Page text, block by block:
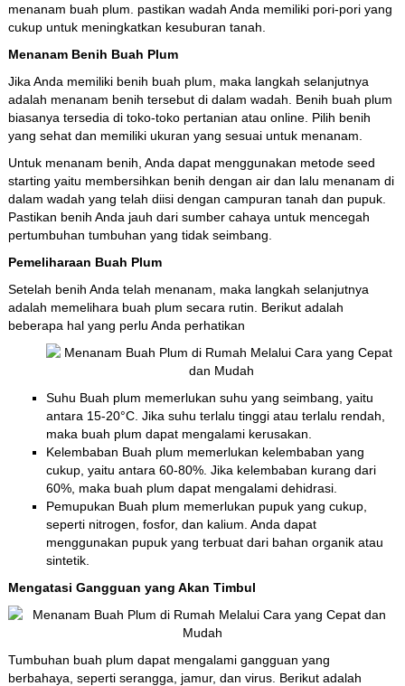
menanam buah plum. pastikan wadah Anda memiliki pori-pori yang
cukup untuk meningkatkan kesuburan tanah.
Menanam Benih Buah Plum
Jika Anda memiliki benih buah plum, maka langkah selanjutnya
adalah menanam benih tersebut di dalam wadah. Benih buah plum
biasanya tersedia di toko-toko pertanian atau online. Pilih benih
yang sehat dan memiliki ukuran yang sesuai untuk menanam.
Untuk menanam benih, Anda dapat menggunakan metode seed
starting yaitu membersihkan benih dengan air dan lalu menanam di
dalam wadah yang telah diisi dengan campuran tanah dan pupuk.
Pastikan benih Anda jauh dari sumber cahaya untuk mencegah
pertumbuhan tumbuhan yang tidak seimbang.
Pemeliharaan Buah Plum
Setelah benih Anda telah menanam, maka langkah selanjutnya
adalah memelihara buah plum secara rutin. Berikut adalah
beberapa hal yang perlu Anda perhatikan
Suhu Buah plum memerlukan suhu yang seimbang, yaitu
antara 15-20°C. Jika suhu terlalu tinggi atau terlalu rendah,
maka buah plum dapat mengalami kerusakan.
Kelembaban Buah plum memerlukan kelembaban yang
cukup, yaitu antara 60-80%. Jika kelembaban kurang dari
60%, maka buah plum dapat mengalami dehidrasi.
Pemupukan Buah plum memerlukan pupuk yang cukup,
seperti nitrogen, fosfor, dan kalium. Anda dapat
menggunakan pupuk yang terbuat dari bahan organik atau
sintetik.
Mengatasi Gangguan yang Akan Timbul
Tumbuhan buah plum dapat mengalami gangguan yang
berbahaya, seperti serangga, jamur, dan virus. Berikut adalah